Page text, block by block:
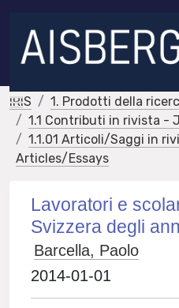
IRIS
1. Prodotti della
1.1 Contributi in rivista -
1.1.01 Articoli/Saggi in
Articles/Essays
Lavoratori e
Svizzera degli
Barcella, Paolo
2014-01-01